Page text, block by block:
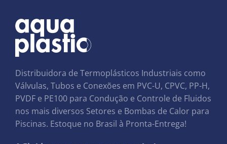
Distribuidora de Termoplásticos Industriais como
Válvulas, Tubos e Conexões em PVC-U, CPVC, PP-H,
PVDF e PE100 para Condução e Controle de Fluidos
nos mais diversos Setores e Bombas de Calor para
Piscinas. Estoque no Brasil à Pronta-Entrega!